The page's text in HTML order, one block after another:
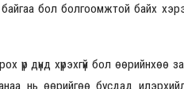
бол болгоомжтой байх
үр дүнд хүрэхгүй бол